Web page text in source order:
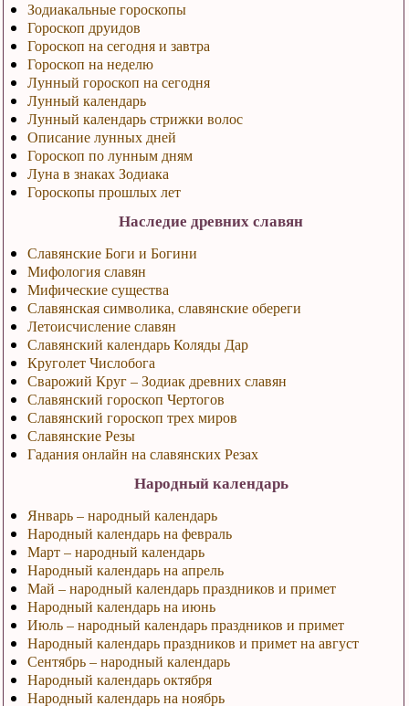
Зодиакальные гороскопы
Гороскоп друидов
Гороскоп на сегодня и завтра
Гороскоп на неделю
Лунный гороскоп на сегодня
Лунный календарь
Лунный календарь стрижки волос
Описание лунных дней
Гороскоп по лунным дням
Луна в знаках Зодиака
Гороскопы прошлых лет
Наследие древних славян
Славянские Боги и Богини
Мифология славян
Мифические существа
Славянская символика, славянские обереги
Летоисчисление славян
Славянский календарь Коляды Дар
Круголет Числобога
Сварожий Круг – Зодиак древних славян
Славянский гороскоп Чертогов
Славянский гороскоп трех миров
Славянские Резы
Гадания онлайн на славянских Резах
Народный календарь
Январь – народный календарь
Народный календарь на февраль
Март – народный календарь
Народный календарь на апрель
Май – народный календарь праздников и примет
Народный календарь на июнь
Июль – народный календарь праздников и примет
Народный календарь праздников и примет на август
Сентябрь – народный календарь
Народный календарь октября
Народный календарь на ноябрь